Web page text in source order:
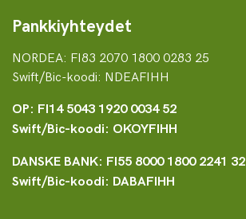
Pankkiyhteydet
NORDEA: FI83 2070 1800 0283 25
Swift/Bic-koodi: NDEAFIHH
OP: FI14 5043 1920 0034 52
Swift/Bic-koodi: OKOYFIHH
DANSKE BANK: FI55 8000 1800 2241 32
Swift/Bic-koodi: DABAFIHH